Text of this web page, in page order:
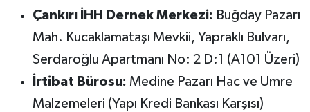
Çankırı İHH Dernek Merkezi: Buğday Pazarı
Mah. Kucaklamataşı Mevkii, Yapraklı Bulvarı,
Serdaroğlu Apartmanı No: 2 D:1 (A101 Üzeri)
İrtibat Bürosu: Medine Pazarı Hac ve Umre
Malzemeleri (Yapı Kredi Bankası Karşısı)